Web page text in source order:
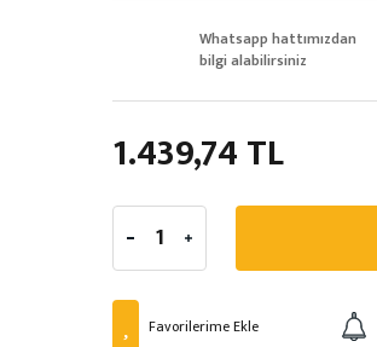
Whatsapp hattımızdan
bilgi alabilirsiniz
1.439,74 TL